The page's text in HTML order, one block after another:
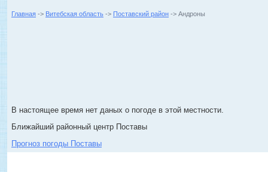
Главная -> Витебская область -> Поставский район -> Андроны
В настоящее время нет даных о погоде в этой местности.
Ближайший районный центр Поставы
Прогноз погоды Поставы